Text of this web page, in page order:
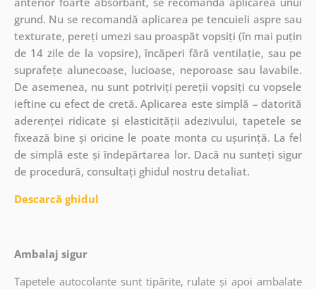
grund. Nu se recomandă aplicarea pe tencuieli aspre sau
texturate, pereți umezi sau proaspăt vopsiți (în mai puțin
de 14 zile de la vopsire), încăperi fără ventilație, sau pe
suprafețe alunecoase, lucioase, neporoase sau lavabile.
De asemenea, nu sunt potriviți pereții vopsiți cu vopsele
ieftine cu efect de cretă. Aplicarea este simplă – datorită
aderenței ridicate și elasticității adezivului, tapetele se
fixează bine și oricine le poate monta cu ușurință. La fel
de simplă este și îndepărtarea lor. Dacă nu sunteți sigur
de procedură, consultați ghidul nostru detaliat.
Descarcă ghidul
Ambalaj sigur
Tapetele autocolante sunt tipărite, rulate și apoi ambalate